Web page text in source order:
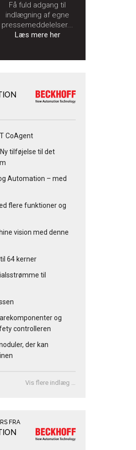
Få fuld adgang til
indlægning af egne
pressemeddelelser...
Læs mere her
CoAgent
tilføjelse til det
Automation – med
flere funktioner og
vision med denne
64 kerner
til
og
controlleren
der kan
Vis flere indlæg …
FRA